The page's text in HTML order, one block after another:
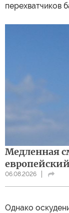
перехватчиков
Медленная
06.08.2026
Однако